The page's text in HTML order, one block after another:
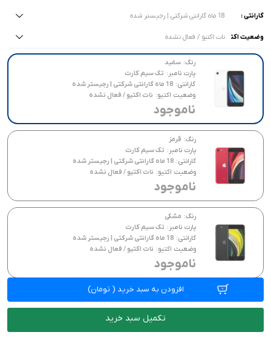
همه موارد
گارانتی : 18 ماه گارانتی شرکتی | رجیستر شده
همه موارد
وضعیت اکتیو :نات اکتیو / فعال نشدههمه موارد
نات اکتیو / فعال نشده
رنگ: سفید
پارت نامبر: تک سیم کارت
گارانتی: 18 ماه گارانتی شرکتی | رجیستر شده
وضعیت اکتیو: نات اکتیو / فعال نشده
ناموجود
رنگ: قرمز
پارت نامبر: تک سیم کارت
گارانتی: 18 ماه گارانتی شرکتی | رجیستر شده
وضعیت اکتیو: نات اکتیو / فعال نشده
ناموجود
رنگ: مشکی
پارت نامبر: تک سیم کارت
گارانتی: 18 ماه گارانتی شرکتی | رجیستر شده
وضعیت اکتیو: نات اکتیو / فعال نشده
ناموجود
افزودن به سبد خرید ( تومان)
تکمیل سبد خرید